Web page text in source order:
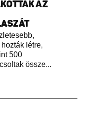
AZ
létre,
500
össze...